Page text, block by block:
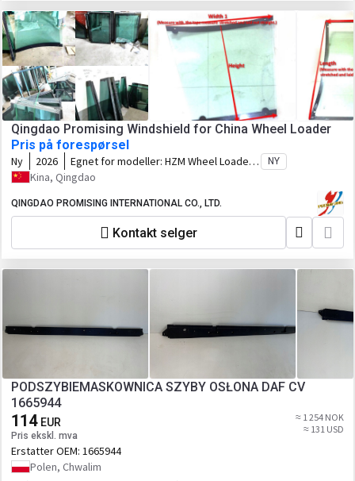
Qingdao Promising Windshield for China Wheel Loader
Pris på forespørsel
Ny 2026 Egnet for modeller: HZM Wheel Loader,
WOLF Wheel Loader, EVERUN Wheel
Wheel Loader, SOCMA Wheel Loader,
CASER Wheel Loader, TRANER Wheel
Loader, KINGWAY Wheel Loader, FLAND
Wheel Loader, BLANCHE Wheel Loader,
MACHPRO Skid Steer Loader, ALT Wheel
NY
Kina, Qingdao
QINGDAO PROMISING INTERNATIONAL CO., LTD.
Kontakt selger
PODSZYBIEMASKOWNICA SZYBY OSŁONA DAF CV
1665944
114 EUR
Pris ekskl. mva
≈ 1 254 NOK
≈ 131 USD
Erstatter OEM: 1665944
Polen, Chwalim